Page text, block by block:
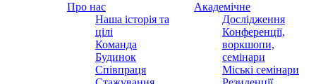
Про нас
Наша історія та
цілі
Команда
Будинок
Співпраця
Академічне
Дослідження
Конференції,
воркшопи,
семінари
Міські семінари